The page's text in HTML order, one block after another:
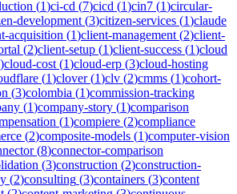
(1)ci-cd (7)cicd (1)cin7 (1)circular-
development (3)citizen-services (1)claude
acquisition (1)client-management (2)client-
(2)client-setup (1)client-success (1)cloud
)cloud-cost (1)cloud-erp (3)cloud-hosting
(1)clover(1)clv (2)cmms (1)cohort-
(3)colombia (1)commission-tracking
(1)company-story (1)comparison
(1)compiere (2)compliance
(2)composite-models (1)computer-vision
(8)connector-comparison
(3)construction (2)construction-
(2)consulting (3)containers (3)content